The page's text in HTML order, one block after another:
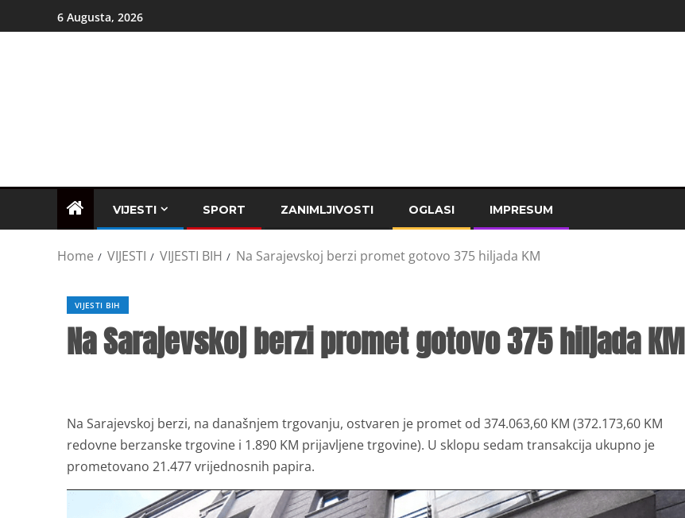
6 Augusta, 2026
VIJESTI SPORT ZANIMLJIVOSTI OGLASI IMPRESUM
Home VIJESTI VIJESTI BIH Na Sarajevskoj berzi promet gotovo 375 hiljada KM
VIJESTI BIH
Na Sarajevskoj berzi promet gotovo 375 hiljada KM
Na Sarajevskoj berzi, na današnjem trgovanju, ostvaren je promet od 374.063,60 KM (372.173,60 KM
redovne berzanske trgovine i 1.890 KM prijavljene trgovine). U sklopu sedam transakcija ukupno je
prometovano 21.477 vrijednosnih papira.